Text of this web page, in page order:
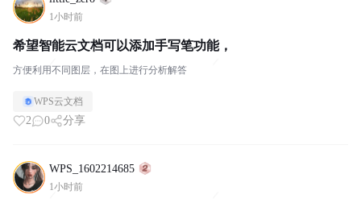
1小时前
希望智能云文档可以添加手写笔功能，
方便利用不同图层，在图上进行分析解答
WPS云文档
2 0 分享
WPS_1602214685
1小时前